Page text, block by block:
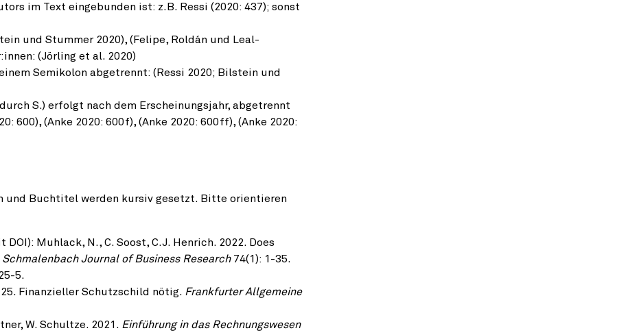
im Text eingebunden ist: z.B. Ressi (2020: 437); sonst
und Stummer 2020), (Felipe, Roldán und Leal-
(Jörling et al. 2020)
Semikolon abgetrennt: (Ressi 2020; Bilstein und
S.) erfolgt nach dem Er­scheinungs­jahr, abgetrennt
600), (Anke 2020: 600f), (Anke 2020: 600ff), (Anke 2020:
und Buchtitel werden kursiv gesetzt. Bitte orientieren
Muhlack, N., C. Soost, C.J. Henrich. 2022. Does
Schmalenbach Journal of Business Research74(1): 1-35.
5.
Finanzieller Schutzschild nötig. Frankfurter Allgemeine
W. Schultze. 2021. Einführung in das Rechnungswesen